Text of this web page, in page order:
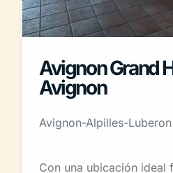
Avignon Grand
Avignon
Avignon-Alpilles-Luberon
Con una ubicación ideal